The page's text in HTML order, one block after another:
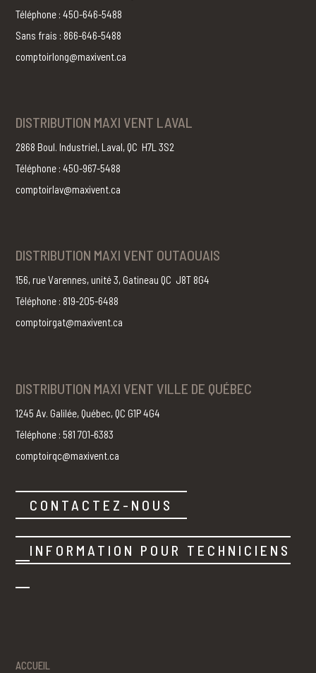
Téléphone : 450-646-5488
Sans frais : 866-646-5488
comptoirlong@maxivent.ca
DISTRIBUTION MAXI VENT LAVAL
2868 Boul. Industriel, Laval, QC H7L 3S2
Téléphone : 450-967-5488
comptoirlav@maxivent.ca
DISTRIBUTION MAXI VENT OUTAOUAIS
156, rue Varennes, unité 3, Gatineau QC J8T 8G4
Téléphone : 819-205-6488
comptoirgat@maxivent.ca
DISTRIBUTION MAXI VENT VILLE DE QUÉBEC
1245 Av. Galilée, Québec, QC G1P 4G4
Téléphone : 581 701-6383
comptoirqc@maxivent.ca
CONTACTEZ-NOUS
INFORMATION POUR TECHNICIENS
ACCUEIL